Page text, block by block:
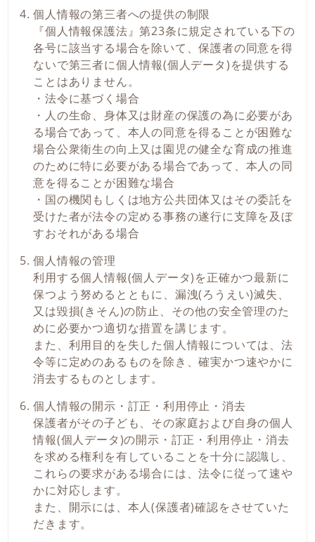
個人情報の第三者への提供の制限
『個人情報保護法』第23条に規定されている下の
各号に該当する場合を除いて、保護者の同意を得
ないで第三者に個人情報(個人データ)を提供する
ことはありません。
・法令に基づく場合
・人の生命、身体又は財産の保護の為に必要があ
る場合であって、本人の同意を得ることが困難な
場合公衆衛生の向上又は園児の健全な育成の推進
のために特に必要がある場合であって、本人の同
意を得ることが困難な場合
・国の機関もしくは地方公共団体又はその委託を
受けた者が法令の定める事務の遂行に支障を及ぼ
すおそれがある場合
個人情報の管理
利用する個人情報(個人データ)を正確かつ最新に
保つよう努めるとともに、漏洩(ろうえい)滅失、
又は毀損(きそん)の防止、その他の安全管理のた
めに必要かつ適切な措置を講じます。
また、利用目的を失した個人情報については、法
令等に定めのあるものを除き、確実かつ速やかに
消去するものとします。
個人情報の開示・訂正・利用停止・消去
保護者がその子ども、その家庭および自身の個人
情報(個人データ)の開示・訂正・利用停止・消去
を求める権利を有していることを十分に認識し、
これらの要求がある場合には、法令に従って速や
かに対応します。
また、開示には、本人(保護者)確認をさせていた
だきます。